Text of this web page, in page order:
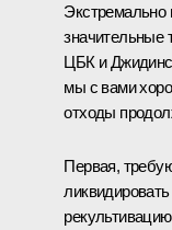
Экстремально
значительные
ЦБК и
мы с вами
отходы
Первая,